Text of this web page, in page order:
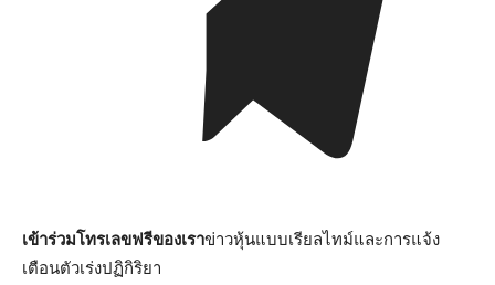
เข้าร่วมโทรเลขฟรีของเราข่าวหุ้นแบบเรียลไทม์และการแจ้ง
เตือนตัวเร่งปฏิกิริยา